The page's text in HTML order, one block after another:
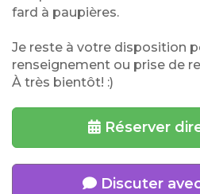
fard à paupières.
Je reste à votre disposition
renseignement ou prise de
À très bientôt! :)
Réserver
Discuter